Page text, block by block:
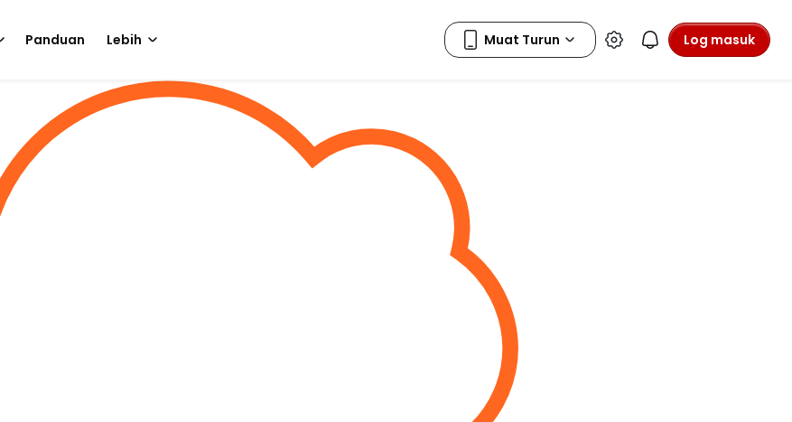
Panduan Lebih Log masuk